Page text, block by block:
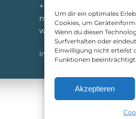
Um dir ein optimales
Cookies, um
Wenn du diesen
Surfverhalten oder
Einwilligung nicht erteilst
Funktionen
Akzeptieren
+43 3632 7714
www.eisenwurzen.com
Impressum|Datenschutz|